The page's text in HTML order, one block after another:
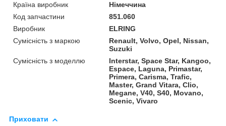
Країна виробник
Німеччина
Код запчастини
851.060
Виробник
ELRING
Сумісність з маркою
Renault, Volvo, Opel, Nissan,
Suzuki
Сумісність з моделлю
Interstar, Space Star, Kangoo,
Espace, Laguna, Primastar,
Primera, Carisma, Trafic,
Master, Grand Vitara, Clio,
Megane, V40, S40, Movano,
Scenic, Vivaro
Приховати